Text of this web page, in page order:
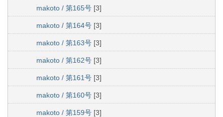
makoto / 第165号 [3]
makoto / 第164号 [3]
makoto / 第163号 [3]
makoto / 第162号 [3]
makoto / 第161号 [3]
makoto / 第160号 [3]
makoto / 第159号 [3]